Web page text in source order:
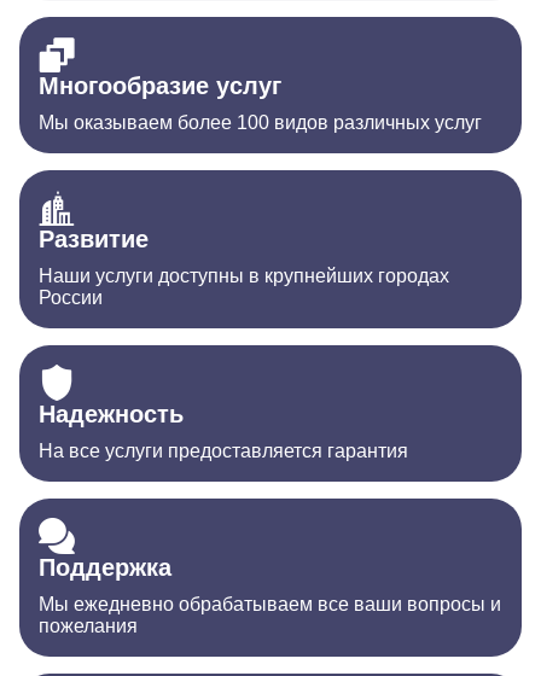
Многообразие услуг
Мы оказываем более 100 видов различных услуг
Развитие
Наши услуги доступны в крупнейших городах
России
Надежность
На все услуги предоставляется гарантия
Поддержка
Мы ежедневно обрабатываем все ваши вопросы и
пожелания